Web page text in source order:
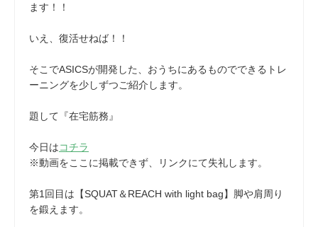
ます！！
いえ、復活せねば！！
そこでASICSが開発した、おうちにあるものでできるトレ
ーニングを少しずつご紹介します。
題して『在宅筋務』
今日はコチラ
※動画をここに掲載できず、リンクにて失礼します。
第1回目は【SQUAT＆REACH with light bag】脚や肩周り
を鍛えます。